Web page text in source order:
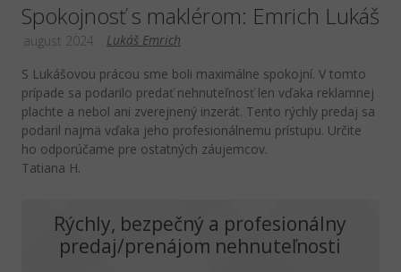
Spokojnosť s maklérom: Emrich Lukáš
Lukáš Emrich
august 2024
S Lukášovou prácou sme boli maximálne spokojní. V tomto
prípade sa podarilo predať nehnuteľnosť len vďaka reklamnej
plachte a nebol ani zverejnený inzerát. Tento rýchly predaj sa
podaril najmä vďaka jeho profesionálnemu prístupu. Určite
ho odporúčame pre ostatných záujemcov.
Tatiana H.
Rýchly, bezpečný a profesionálny
predaj/prenájom nehnuteľnosti